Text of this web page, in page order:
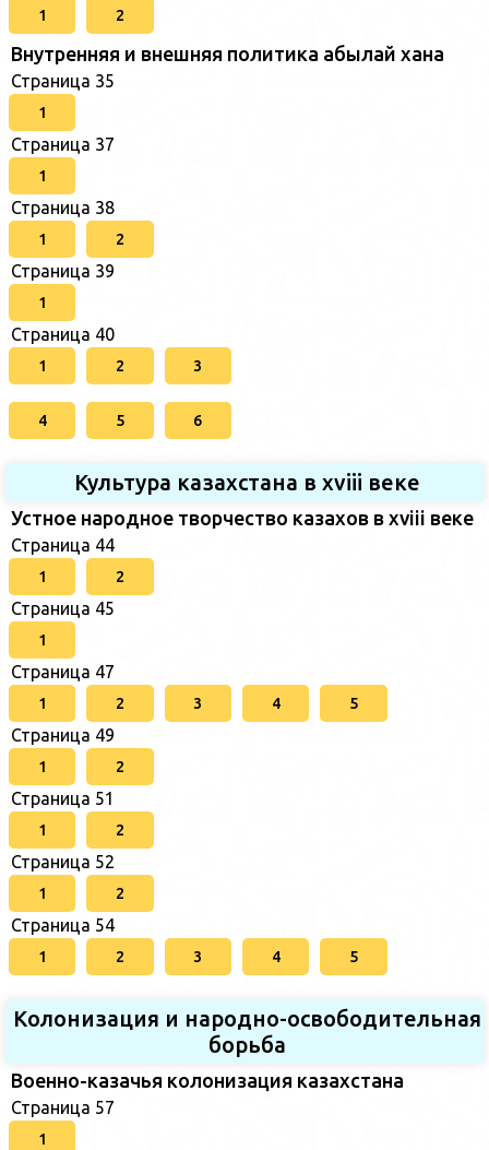
1 2
Внутренняя и внешняя политика абылай хана
Страница 35
1
Страница 37
1
Страница 38
1 2
Страница 39
1
Страница 40
1 2 3
4 5 6
Культура казахстана в xviii веке
Устное народное творчество казахов в xviii веке
Страница 44
1 2
Страница 45
1
Страница 47
1 2 3 4 5
Страница 49
1 2
Страница 51
1 2
Страница 52
1 2
Страница 54
1 2 3 4 5
Колонизация и народно-освободительная
борьба
Военно-казачья колонизация казахстана
Страница 57
1